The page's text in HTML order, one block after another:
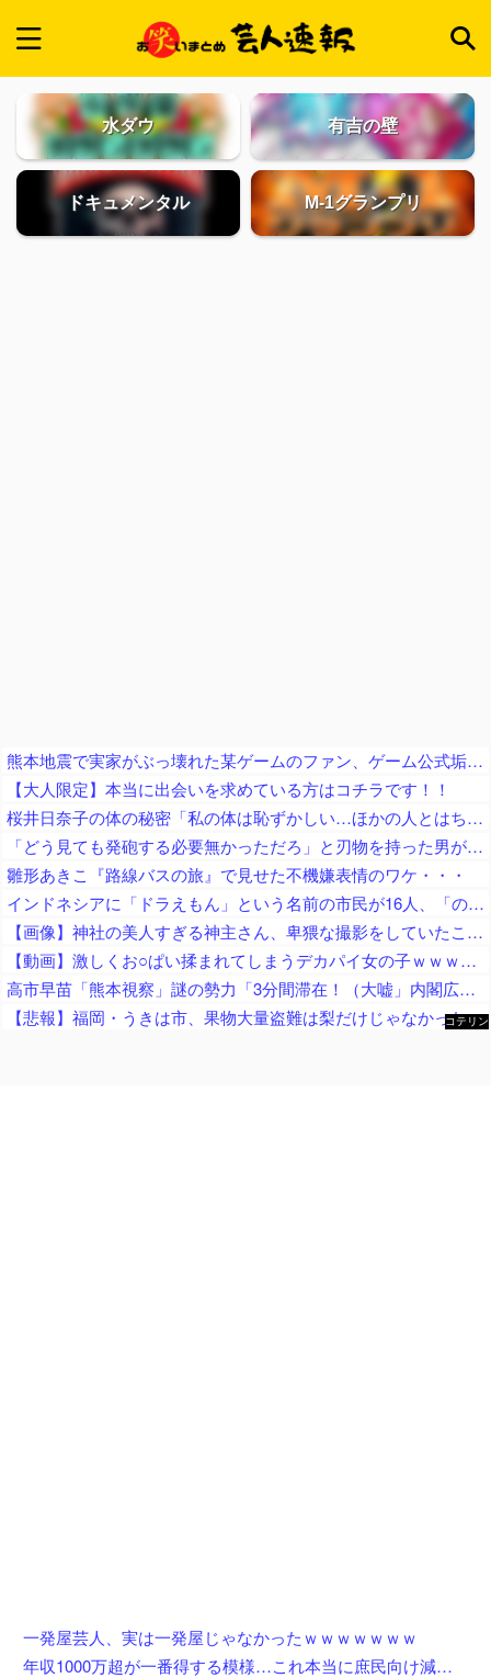
水ダウ 有吉の壁
ドキュメンタル M-1グランプリ
熊本地震で実家がぶっ壊れた某ゲームのファン、ゲーム公式垢が投稿自粛を発表してしまうと……
【大人限定】本当に出会いを求めている方はコチラです！！
桜井日奈子の体の秘密「私の体は恥ずかしい…ほかの人とはちょっと変わってるの」
「どう見ても発砲する必要無かっただろ」と刃物を持った男が撃たれた事件に左派が激怒、発砲した警察は何か勘違いしてねえか？
雛形あきこ『路線バスの旅』で見せた不機嫌表情のワケ・・・
インドネシアに「ドラえもん」という名前の市民が16人、「のび太」は181人
【画像】神社の美人すぎる神主さん、卑猥な撮影をしていたことが判明ｗｗｗｗｗｗｗｗ
【動画】激しくお○ぱい揉まれてしまうデカパイ女の子ｗｗｗｗｗｗｗｗ
高市早苗「熊本視察」謎の勢力「3分間滞在！（大嘘」内閣広報官「事実無根（全否定」高市早苗「51分間視察（首相動静」マスコミ「被災者証言で10秒！（印象操作」→
【悲報】福岡・うきは市、果物大量盗難は梨だけじゃなかった… → 柿やキウイも大量に盗まれる → 犯人は土地や果物の知識もあり集団の可能性が指摘される ………
コテリン
一発屋芸人、実は一発屋じゃなかったｗｗｗｗｗｗｗ
年収1000万超が一番得する模様…これ本当に庶民向け減税か？